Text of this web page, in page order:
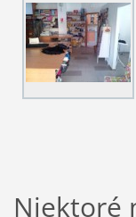
Niektoré